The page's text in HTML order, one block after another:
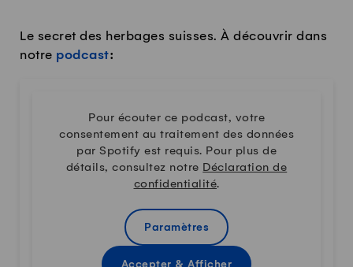
Le secret des herbages suisses. À découvrir dans
notre podcast:
Pour écouter ce podcast, votre
consentement au traitement des données
par Spotify est requis. Pour plus de
détails, consultez notre Déclaration de
confidentialité.
Paramètres